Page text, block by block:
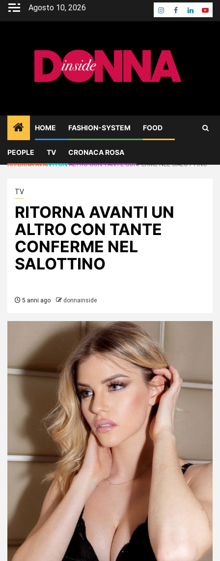
Skip
Agosto 10, 2026 Instagram
Facebook
Linkedin
HOME FASHION-SYSTEM FOOD
PEOPLE TV CRONACA ROSA
Home
TV
RITORNA AVANTI UN ALTRO CON TANTE CONFERME NEL SALOTTINO
TV
RITORNA AVANTI UN
ALTRO CON TANTE
CONFERME NEL
SALOTTINO
5 anni ago donnainside